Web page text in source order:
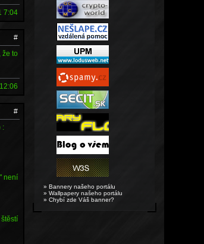
7:04
#
že to
#
:
není
» Bannery našeho portálu
» Wallpapery našeho portálu
» Chybí zde Váš banner?